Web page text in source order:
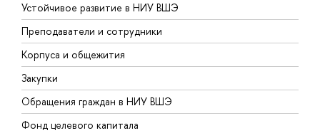
Устойчивое развитие в НИУ ВШЭ
Преподаватели и сотрудники
Корпуса и общежития
Закупки
Обращения граждан в НИУ ВШЭ
Фонд целевого капитала